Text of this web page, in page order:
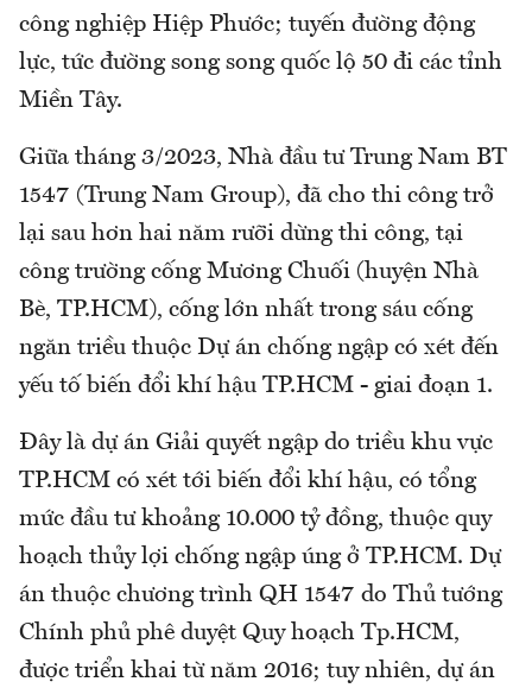
công nghiệp Hiệp Phước; tuyến đường động
lực, tức đường song song quốc lộ 50 đi các tỉnh
Miền Tây.
Giữa tháng 3/2023, Nhà đầu tư Trung Nam BT
1547 (Trung Nam Group), đã cho thi công trở
lại sau hơn hai năm rưỡi dừng thi công, tại
công trường cống Mương Chuối (huyện Nhà
Bè, TP.HCM), cống lớn nhất trong sáu cống
ngăn triều thuộc Dự án chống ngập có xét đến
yếu tố biến đổi khí hậu TP.HCM - giai đoạn 1.
Đây là dự án Giải quyết ngập do triều khu vực
TP.HCM có xét tới biến đổi khí hậu, có tổng
mức đầu tư khoảng 10.000 tỷ đồng, thuộc quy
hoạch thủy lợi chống ngập úng ở TP.HCM. Dự
án thuộc chương trình QH 1547 do Thủ tướng
Chính phủ phê duyệt Quy hoạch Tp.HCM,
được triển khai từ năm 2016; tuy nhiên, dự án